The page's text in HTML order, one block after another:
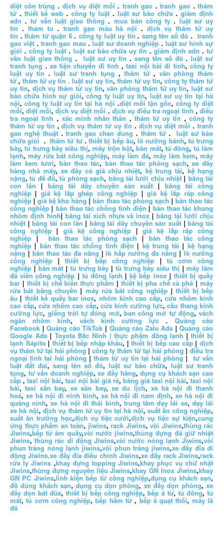
diệt côn trùng .dịch vụ diệt mối . tranh gao .tranh gao .thám
tử. thiết kế web . công ty luật . luật sư bào chữa .giám định
adn .tư vấn luật giao thông. mua bán công ty. luật sư uy
tín . tham tu .tranh gạo màu hà nội .dịch vụ thám tử uy
tín .thám tử quận 6. công ty luật uy tín . sang tên sổ đỏ .tranh
gao việt .tranh gao mau .luật sư doanh nghiệp .luật sư hình sự
giỏi . công ty luật. luật sư bào chữa uy tín .giám định adn .tư
vấn luật giao thông .luật sư uy tín .sang tên sổ đỏ.luật sư
tranh tụng . xe tiện chuyến đi tỉnh ,taxi nội bài đi tỉnh, công ty
luật uy tín .luật sư tranh tụng ,thám tử, văn phòng thám
tử,thám tử uy tín . luật sư uy tín, thám tử uy tín, công ty thám tử
uy tín, dịch vụ thám tử uy tín,văn phòng thám tử uy tín,luật sư
bào chữa hình sự giỏi,công ty luật uy tín, luật sư uy tín tại hà
nội,công ty luật uy tín tại hà nội .diệt mối tận gốc, công ty diệt
mối,diệt mối,dịch vụ diệt mối .dịch vụ điều tra ngoại tình ,điều
tra ngoại tình ,xác minh nhân thân ,thám tử uy tín , công ty
thám tử uy tín ,dịch vụ thám tử uy tín . dịch vụ diệt mối .tranh
gao nghệ thuật.tranh gao chan dung . thám tử.luật sư bào
chữa giỏi .thám tử tư.thiết bị bếp âu,lò nướng bánh, tủ trưng
bày,tủ trưng bày siêu thị,máy trộn bột,bàn mát,tủ đông, tủ làm
lạnh, máy rửa bát công nghiệp, máy làm đá, máy làm kem, máy
làm kem tươi,bàn thao tác,bàn thao tác phòng sạch,xe đẩy
hàng nhà máy, xe đẩy có giá chịu nhiệt, kệ trung tải, kệ hạng
nặng,tủ để đồ,tủ phòng sạch, băng tải lưới chịu nhiệt| băng tải
con lăn | băng tải dây chuyền sản xuất | băng tải công
nghiệp | giá kệ lắp ghép công nghiệp |giá kệ lắp ráp công
nghiệp |giá kệ kho hàng |bàn thao tác phòng sạch | bàn thao tác
công nghiệp|bàn thao tác chống tĩnh điện |bàn thao tác khung
nhôm định hình| băng tải xích nhựa và inox|băng tải lưới chịu
nhiệt |băng tải con lăn | băng tải dây chuyền sản xuất |băng tải
công nghiệp|giá kệ công nghiệp |giá kệ lắp ráp công
nghiệp |bàn thao tác phòng sạch| bàn thao tác công
nghiệp | bàn thao tác chống tĩnh điện | kệ trung tải | kệ hạng
nặng| bàn thao tác đa năng|lò hấp nướng đa năng |lò nướng
công nghiệp|thiết bị bếp công nghiệp|tủ cơm công
nghiệp |bàn mát | tủ trưng bày | tủ trưng bày siêu thị |máy làm
đá viên công nghiệp | tủ đông lạnh |kệ bếp inox| thiết bị quầy
bar | thiết bị chế biến thực phẩm | thiết bị pha chế cà phê| máy
rửa bát băng chuyền | máy rửa bát công nghiệp|thiết bị bếp
âu | thiết kế quầy bar inox, nhôm kính cao cấp,cửa nhôm kính
cao cấp, cửa nhôm cao cấp, cửa kính cường lực, cầu thang kính
cường lực, giếng trời tự đóng mở, ban công mở tự động, vách
ngăn nhôm kính, vách kính cường lực .Quảng cáo
Facebook |Quảng cáo TikTok | Quảng cáo Zalo Ads |Quảng cáo
Google Ads| Toyota Bắc Ninh | thực phẩm đông lạnh |thiết bị
lạnh Sápito |thiết bị bếp nhập khẩu, |thiết bị bếp cao cấp|dịch
vụ thám tử tại hải phòng | công ty thám tử tại hải phòng |điều tra
ngoại tình tại hải phòng |thám tử uy tín tại hải phòng | tư vấn
luật đất đai, sang tên sổ đỏ, luật sư bào chữa, luật sư tranh
tụng, tư vấn doanh nghiệp,xe đẩy hàng,dụng cụ khách sạn cao
cấp, taxi nội bài, taxi nội bài giá rẻ, bảng giá taxi nội bài, taxi nội
bài,taxi sân bay,xe sân bay,xe du lịch, xe hà nội đi thanh
hoá, xe hà nội đi ninh bình, xe hà nội đi nam định,xe hà nội đi
quảng ninh,xe hà nội đi thái bình, trung tâm dạy lái xe, dạy lái
xe hà nội,dịch vụ thám tử uy tín tại hà nội,suất ăn công nghiệp,
suất ăn trường học,dịch vụ tiệc cưới,dịch vụ tiệc sự kiện,cung
ứng thực phẩm an toàn, jiwins, rack Jiwins, vòi Jiwins,thùng rác
Jiwins,bếp từ âm quầy,vòi nước jiwins,thùng đựng đá giữ nhiệt
Jiwins,thùng rác di động Jiwins,vòi nước nóng lạnh Jiwins,vòi
phun tráng nóng lạnh jiwins,vòi phun tráng jiwins,xe đẩy đĩa di
động Jiwins,xe đẩy đĩa điều chỉnh Jiwins,xe đẩy rack Jiwins,rack
rửa ly Jiwins ,khay đựng topping Jiwins,khay phục vụ chữ nhật
Jiwins,thùng đựng nguyên liệu Jiwins,khay GN Inox Jiwins,khay
GN PC Jiwins,linh kiện bếp từ công nghiệp,dụng cụ khách sạn,
đồ dùng khách sạn,dụng cụ dọn phòng,xe đẩy dọn phòng,xe
đẩy dọn bát đũa,thiết bị bếp công nghiệp,bếp á từ,tủ đông,tủ
mát,tủ cơm công nghiệp,bếp hầm từ ,bếp á quạt thổi, máy là
đá